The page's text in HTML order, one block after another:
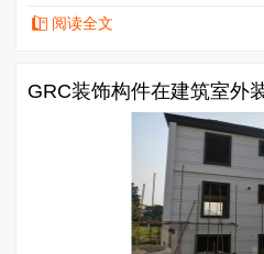
阅读全文
GRC装饰构件在建筑室外